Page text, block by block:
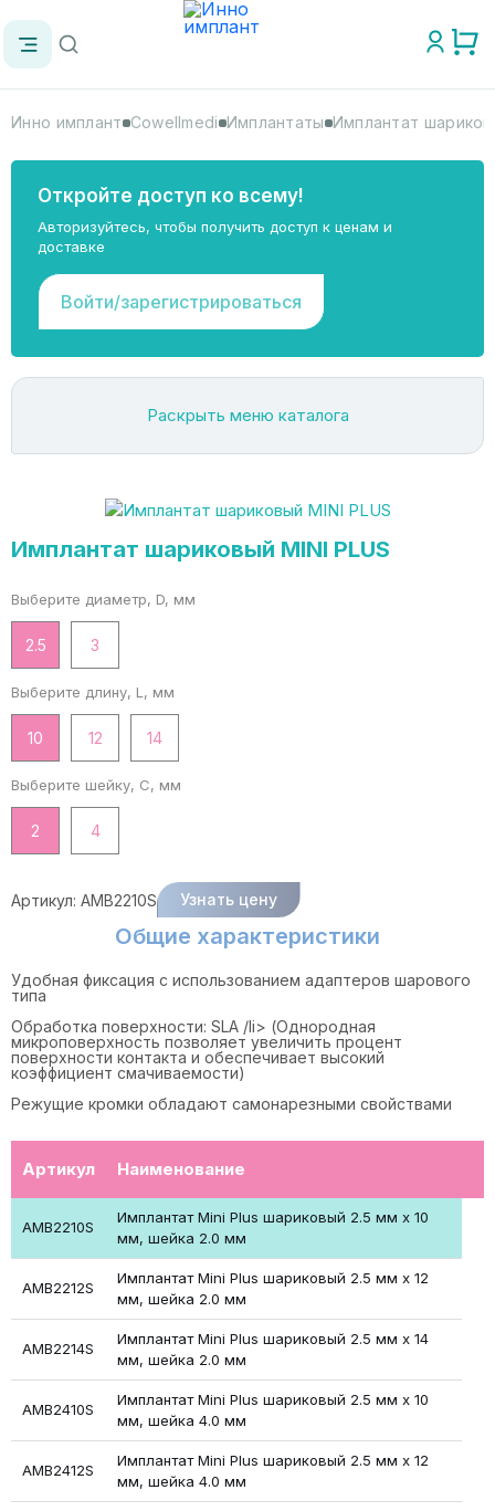
Инно имплант Cowellmedi Имплантаты Имплантат
Откройте доступ ко всему!
Авторизуйтесь, чтобы получить доступ к ценам и
доставке
Войти/зарегистрироваться
Раскрыть меню каталога
Имплантат шариковый MINI PLUS
Выберите диаметр, D, мм
2.5 3
Выберите длину, L, мм
10 12 14
Выберите шейку, C, мм
2 4
Артикул: AMB2210S Узнать цену
Общие характеристики
Удобная фиксация с использованием адаптеров шарового
типа
Обработка поверхности: SLA /li> (Однородная
микроповерхность позволяет увеличить процент
поверхности контакта и обеспечивает высокий
коэффициент смачиваемости)
Режущие кромки обладают самонарезными свойствами
Артикул Наименование
AMB2210S
Имплантат Mini Plus шариковый 2.5 мм х 10
мм, шейка 2.0 мм
AMB2212S
Имплантат Mini Plus шариковый 2.5 мм х 12
мм, шейка 2.0 мм
AMB2214S
Имплантат Mini Plus шариковый 2.5 мм х 14
мм, шейка 2.0 мм
AMB2410S
Имплантат Mini Plus шариковый 2.5 мм х 10
мм, шейка 4.0 мм
AMB2412S
Имплантат Mini Plus шариковый 2.5 мм х 12
мм, шейка 4.0 мм